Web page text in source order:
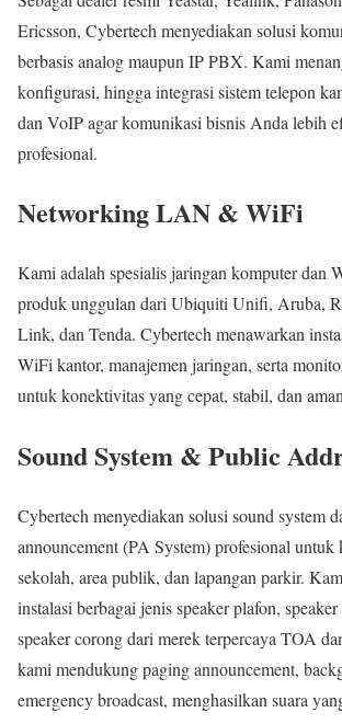
Ericsson, Cybertech menyediakan solusi
berbasis analog maupun IP PBX. Kami
konfigurasi, hingga integrasi sistem telepon
dan VoIP agar komunikasi bisnis Anda lebih
profesional.
Networking LAN & WiFi
Kami adalah spesialis jaringan komputer dan
produk unggulan dari Ubiquiti Unifi, Aruba,
Link, dan Tenda. Cybertech menawarkan
WiFi kantor, manajemen jaringan, serta
untuk konektivitas yang cepat, stabil, dan
Sound System & Public
Cybertech menyediakan solusi sound system
announcement (PA System) profesional untuk
sekolah, area publik, dan lapangan parkir.
instalasi berbagai jenis speaker plafon,
speaker corong dari merek terpercaya TOA
kami mendukung paging announcement,
emergency broadcast, menghasilkan suara